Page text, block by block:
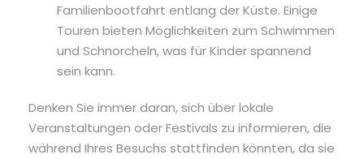
Familienbootfahrt entlang der Küste. Einige
Touren bieten Möglichkeiten zum Schwimmen
und Schnorcheln, was für Kinder spannend
sein kann.
Denken Sie immer daran, sich über lokale
Veranstaltungen oder Festivals zu informieren, die
während Ihres Besuchs stattfinden könnten, da sie